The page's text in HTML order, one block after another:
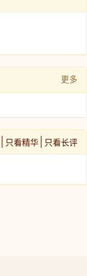
更多
只看精华 只看长评